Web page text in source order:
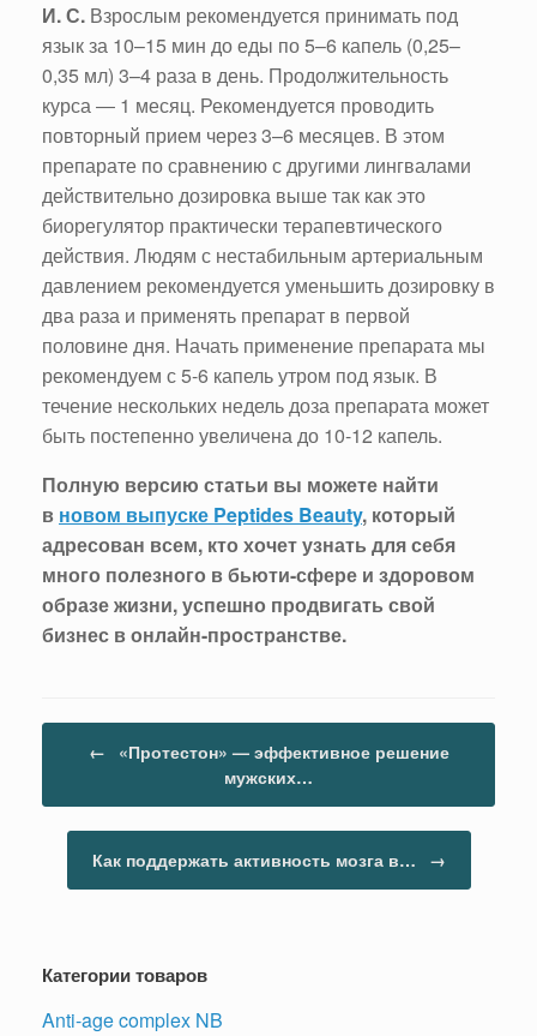
И. С. Взрослым рекомендуется принимать под
язык за 10–15 мин до еды по 5–6 капель (0,25–
0,35 мл) 3–4 раза в день. Продолжительность
курса ― 1 месяц. Рекомендуется проводить
повторный прием через 3–6 месяцев. В этом
препарате по сравнению с другими лингвалами
действительно дозировка выше так как это
биорегулятор практически терапевтического
действия. Людям с нестабильным артериальным
давлением рекомендуется уменьшить дозировку в
два раза и применять препарат в первой
половине дня. Начать применение препарата мы
рекомендуем с 5-6 капель утром под язык. В
течение нескольких недель доза препарата может
быть постепенно увеличена до 10-12 капель.
Полную версию статьи вы можете найти
в новом выпуске Peptides Beauty, который
адресован всем, кто хочет узнать для себя
много полезного в бьюти-сфере и здоровом
образе жизни, успешно продвигать свой
бизнес в онлайн-пространстве.
←
«Протестон» — эффективное решение
мужских…
Как поддержать активность мозга в… →
Категории товаров
Anti-age complex NB